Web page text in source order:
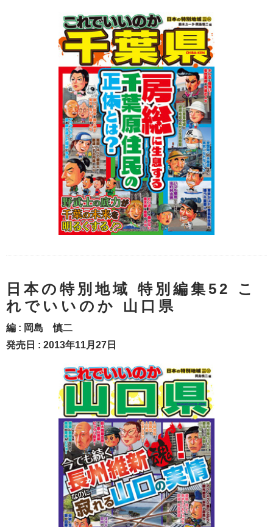
日本の特別地域 特別編集52 こ
れでいいのか 山口県
編 : 岡島 慎二
発売日 : 2013年11月27日